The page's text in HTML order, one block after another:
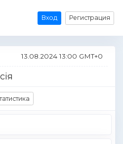
Вход Регистрация
13.08.2024 13:00 GMT+0